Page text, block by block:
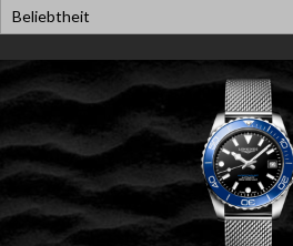
Beliebtheit